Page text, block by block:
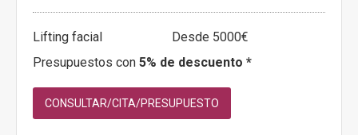
Lifting facial
Desde 5000€
Presupuestos con 5% de descuento *
CONSULTAR/CITA/PRESUPUESTO